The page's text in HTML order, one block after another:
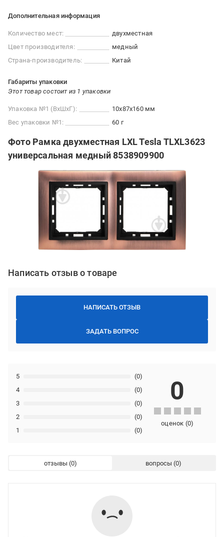
Дополнительная информация
Количество мест:
двухместная
Цвет производителя:
медный
Страна-производитель:
Китай
Габариты упаковки
Этот товар состоит из 1 упаковки
Упаковка №1 (ВхШхГ):
10x87x160 мм
Вес упаковки №1:
60 г
Фото Рамка двухместная LXL Tesla TLXL3623
универсальная медный 8538909900
Написать отзыв о товаре
НАПИСАТЬ ОТЗЫВ
ЗАДАТЬ ВОПРОС
1 (0)
2 (0)
3 (0)
4 (0)
5 (0)
0
оценок (0)
отзывы вопросы